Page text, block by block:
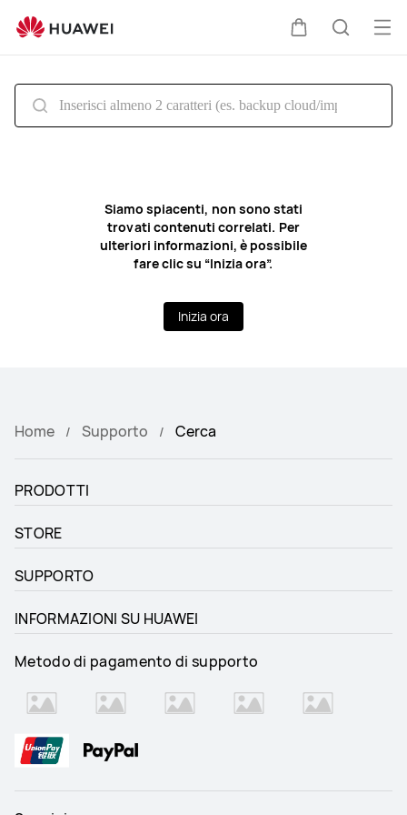
HUAWEI
Apri
Siamo spiacenti, non sono stati
trovati contenuti correlati. Per
ulteriori informazioni, è possibile
fare clic su “Inizia ora”.
Inizia ora
Home Supporto Cerca
PRODOTTI
STORE
SUPPORTO
INFORMAZIONI SU HUAWEI
Metodo di pagamento di supporto